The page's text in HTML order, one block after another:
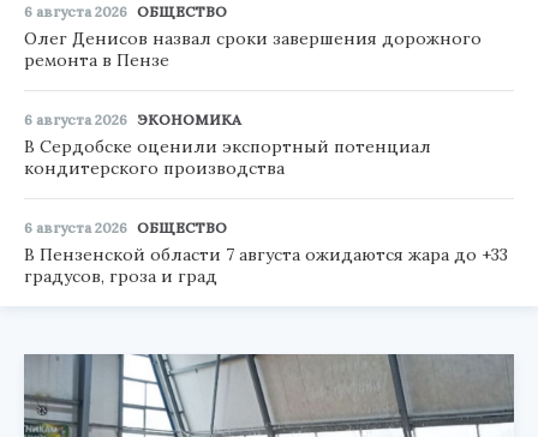
6 августа 2026 ОБЩЕСТВО
Олег Денисов назвал сроки завершения дорожного
ремонта в Пензе
6 августа 2026 ЭКОНОМИКА
В Сердобске оценили экспортный потенциал
кондитерского производства
6 августа 2026 ОБЩЕСТВО
В Пензенской области 7 августа ожидаются жара до +33
градусов, гроза и град